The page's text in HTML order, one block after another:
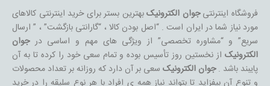
فروشگاه اینترنتیجوان الکترونیکبهترین بستر برای خرید اینترنتی کالاهای
مورد نیاز شما در ایران است . “اصل بودن کالا ، “گارانتی بازگشت” ، ” ارسال
سریع” و “مشاوره تخصصی” از ویژگی های مهم و اساسی درجوان
الکترونیکاز نخستین روز تأسیس بوده و تمام سعی خود را کرده تا به آن
پایبند باشد .جوان الکترونیکسعی بر آن دارد که روزانه بر تعداد محصولات
و تنوع آن بیفزاید تا بتواند نیاز همه ی افراد با هر نوع سلیقه را در خرید